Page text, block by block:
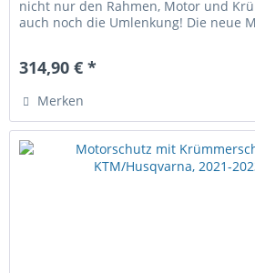
nicht nur den Rahmen, Motor und
auch noch die Umlenkung! Die neue
314,90 € *
Merken